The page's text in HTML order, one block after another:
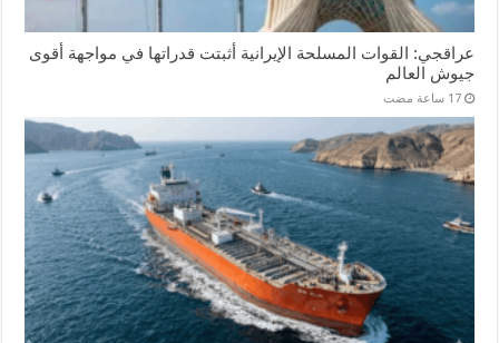
عراقجي: القوات المسلحة الإيرانية أثبتت قدراتها في مواجهة أقوى
جيوش العالم
‏17 ساعة مضت